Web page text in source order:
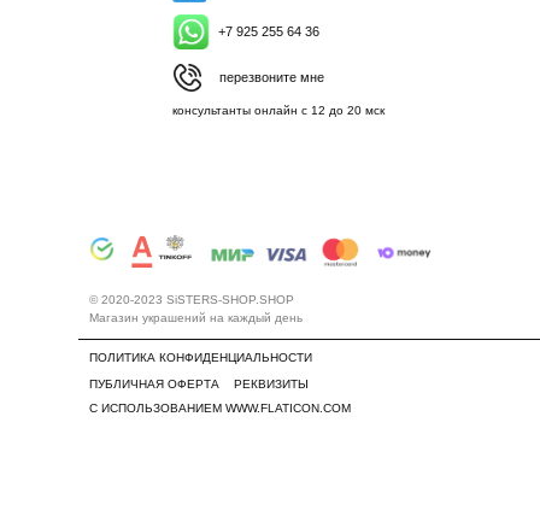
© 2020-2023 SiSTERS-SHOP.SHOP
Магазин украшений на каждый день
РЕКВИЗИТЫ
ПОЛИТИКА КОНФИДЕНЦИАЛЬНОСТИ
ПУБЛИЧНАЯ ОФЕРТА
консультанты онлайн с 12 до 20 мск
+7 925 255 64 36
перезвоните мне
С ИСПОЛЬЗОВАНИЕМ WWW.FLATICON.COM